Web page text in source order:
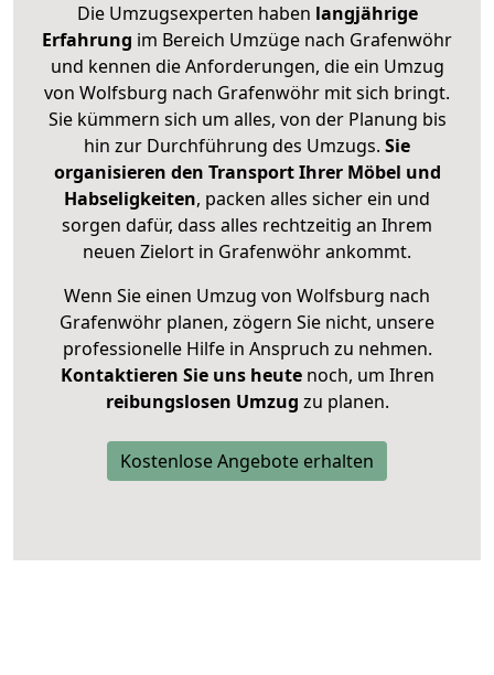
Die Umzugsexperten haben langjährige
Erfahrung im Bereich Umzüge nach Grafenwöhr
und kennen die Anforderungen, die ein Umzug
von Wolfsburg nach Grafenwöhr mit sich bringt.
Sie kümmern sich um alles, von der Planung bis
hin zur Durchführung des Umzugs. Sie
organisieren den Transport Ihrer Möbel und
Habseligkeiten, packen alles sicher ein und
sorgen dafür, dass alles rechtzeitig an Ihrem
neuen Zielort in Grafenwöhr ankommt.
Wenn Sie einen Umzug von Wolfsburg nach
Grafenwöhr planen, zögern Sie nicht, unsere
professionelle Hilfe in Anspruch zu nehmen.
Kontaktieren Sie uns heutenoch, um Ihren
reibungslosen Umzug zu planen.
Kostenlose Angebote erhalten